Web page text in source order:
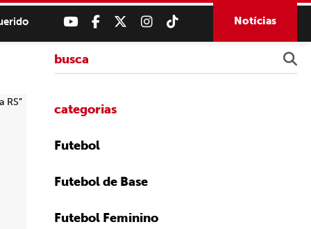
Notícias
categorias
Futebol
Futebol de Base
Futebol Feminino